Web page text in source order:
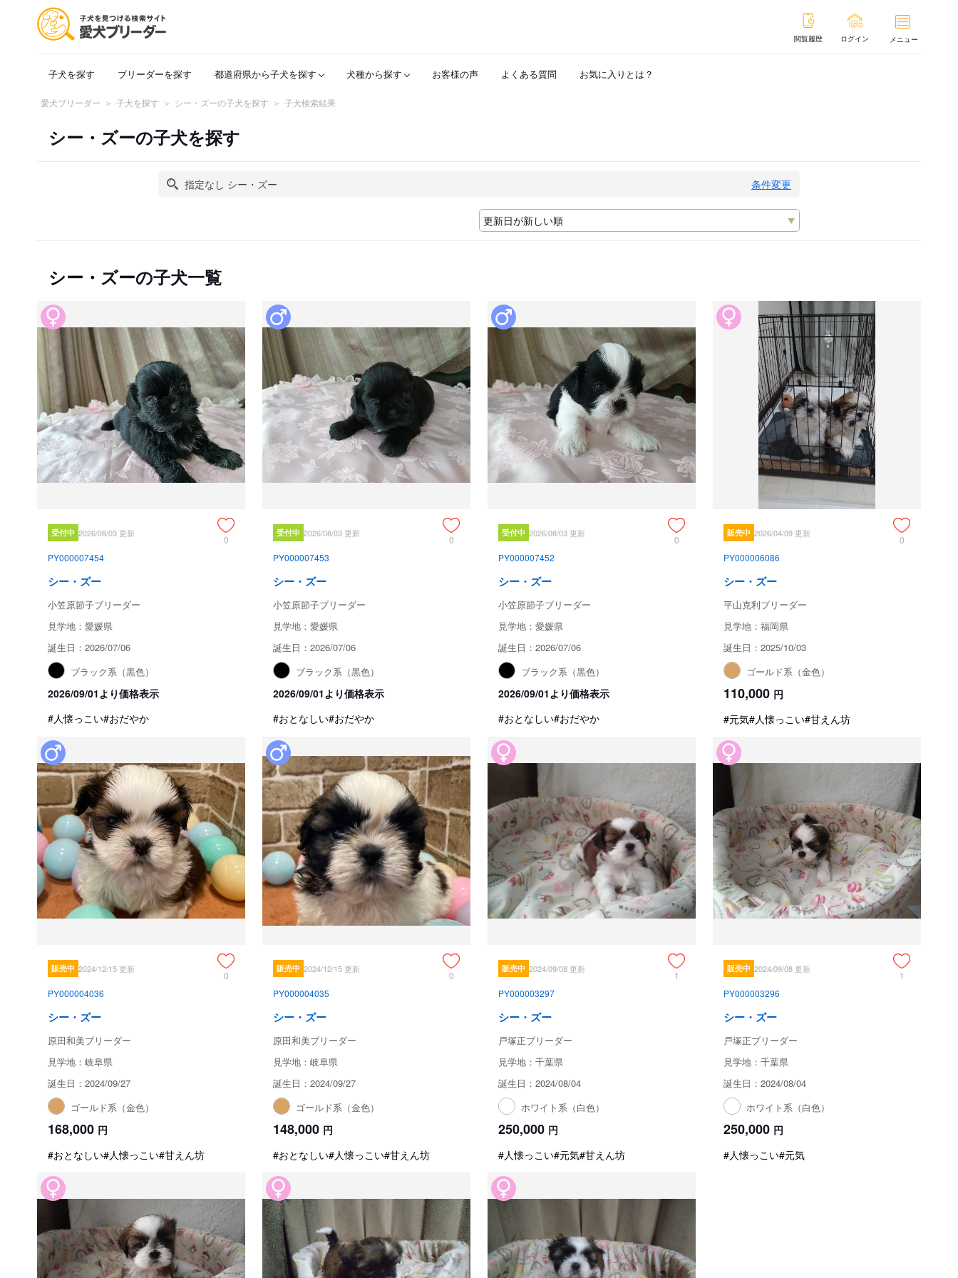
閲覧履歴 ログイン メニュー
子犬を探す ブリーダーを探す 都道府県から子犬を探す 犬種から探す お客様の声 よくある質問 お気に入りとは？
愛犬ブリーダー 子犬を探す シー・ズーの子犬を探す 子犬検索結果
シー・ズーの子犬を探す
条件変更
シー・ズーの子犬一覧
受付中 2026/08/03 更新
0
PY000007454
シー・ズー
小笠原節子ブリーダー
見学地：愛媛県
誕生日：2026/07/06
ブラック系（黒色）
2026/09/01より価格表示
#人懐っこい#おだやか
受付中 2026/08/03 更新
0
PY000007453
シー・ズー
小笠原節子ブリーダー
見学地：愛媛県
誕生日：2026/07/06
ブラック系（黒色）
2026/09/01より価格表示
#おとなしい#おだやか
受付中 2026/08/03 更新
0
PY000007452
シー・ズー
小笠原節子ブリーダー
見学地：愛媛県
誕生日：2026/07/06
ブラック系（黒色）
2026/09/01より価格表示
#おとなしい#おだやか
販売中 2026/04/09 更新
0
PY000006086
シー・ズー
平山克利ブリーダー
見学地：福岡県
誕生日：2025/10/03
ゴールド系（金色）
110,000 円
#元気#人懐っこい#甘えん坊
販売中 2024/12/15 更新
0
PY000004036
シー・ズー
原田和美ブリーダー
見学地：岐阜県
誕生日：2024/09/27
ゴールド系（金色）
168,000 円
#おとなしい#人懐っこい#甘えん坊
販売中 2024/12/15 更新
0
PY000004035
シー・ズー
原田和美ブリーダー
見学地：岐阜県
誕生日：2024/09/27
ゴールド系（金色）
148,000 円
#おとなしい#人懐っこい#甘えん坊
販売中 2024/09/08 更新
1
PY000003297
シー・ズー
戸塚正ブリーダー
見学地：千葉県
誕生日：2024/08/04
ホワイト系（白色）
250,000 円
#人懐っこい#元気#甘えん坊
販売中 2024/09/08 更新
1
PY000003296
シー・ズー
戸塚正ブリーダー
見学地：千葉県
誕生日：2024/08/04
ホワイト系（白色）
250,000 円
#人懐っこい#元気